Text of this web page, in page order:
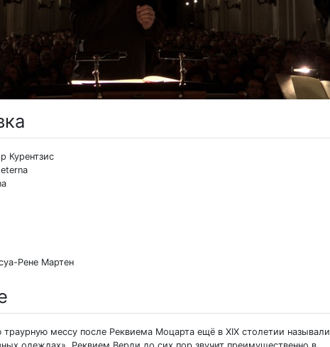
Курентзис
Рене Мартен
мессу после Реквиема Моцарта ещё в XIX столетии называли